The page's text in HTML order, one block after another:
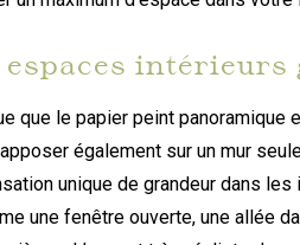
espaces
que le papier peint
également sur un mur
unique de grandeur dans
une fenêtre ouverte, une allée